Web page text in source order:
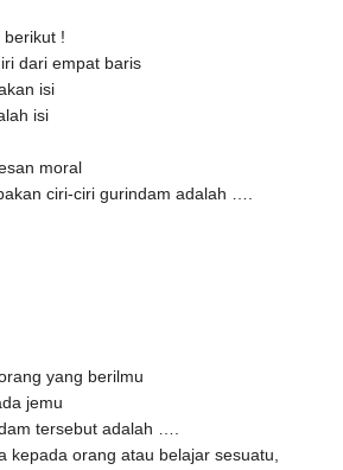
!
dari empat baris
isi
isi
moral
ciri-ciri gurindam adalah ….
yang berilmu
jemu
tersebut adalah ….
kepada orang atau belajar sesuatu,